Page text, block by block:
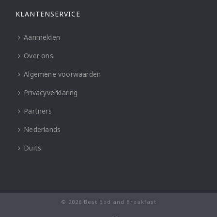
KLANTENSERVICE
Aanmelden
Over ons
Algemene voorwaarden
Privacyverklaring
Partners
Nederlands
Duits
© 2026 Best Bed and Breakfast